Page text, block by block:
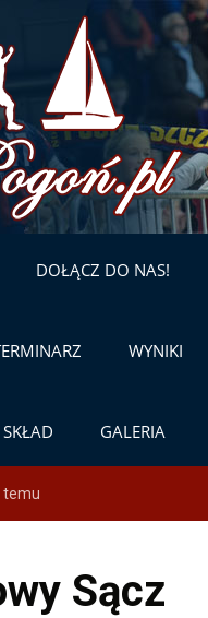
DOŁĄCZ DO NAS!
WYNIKI
SKŁAD GALERIA
temu
Sącz